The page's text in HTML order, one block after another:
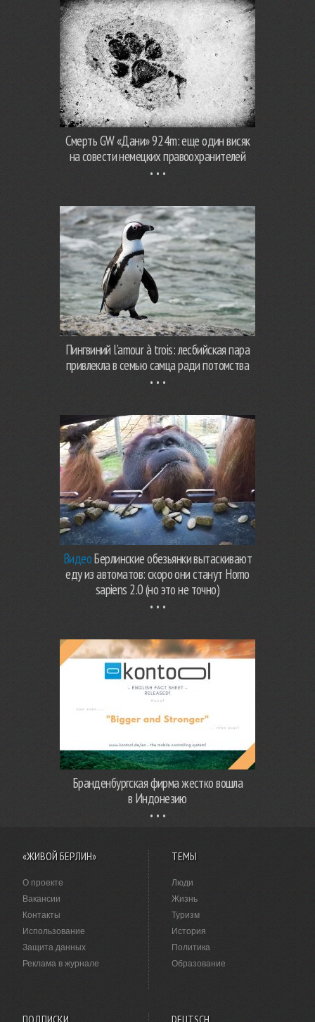
Смерть GW «Дани» 924m: еще один висяк
на совести немецких правоохранителей
Пингвиний l’amour à trois: лесбийская пара
привлекла в семью самца ради потомства
ВидеоБерлинские обезьянки вытаскивают
еду из автоматов: скоро они станут Homo
sapiens 2.0 (но это не точно)
Бранденбургская фирма жестко вошла
в Индонезию
«ЖИВОЙ БЕРЛИН»
О проекте
Вакансии
Контакты
Использование
Защита данных
Реклама в журнале
ТЕМЫ
Люди
Жизнь
Туризм
История
Политика
Образование
ПОДПИСКИ DEUTSCH